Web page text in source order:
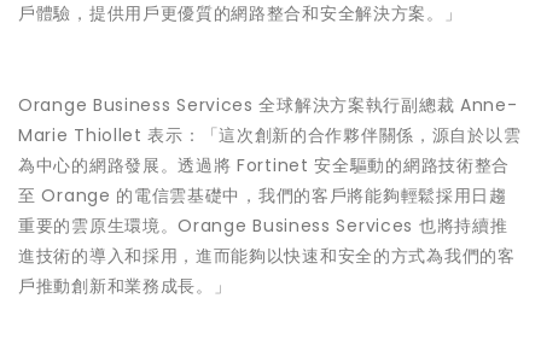
戶體驗，提供用戶更優質的網路整合和安全解決方案。」
Orange Business Services 全球解決方案執行副總裁 Anne-
Marie Thiollet 表示：「這次創新的合作夥伴關係，源自於以雲
為中心的網路發展。透過將 Fortinet 安全驅動的網路技術整合
至 Orange 的電信雲基礎中，我們的客戶將能夠輕鬆採用日趨
重要的雲原生環境。Orange Business Services 也將持續推
進技術的導入和採用，進而能夠以快速和安全的方式為我們的客
戶推動創新和業務成長。」